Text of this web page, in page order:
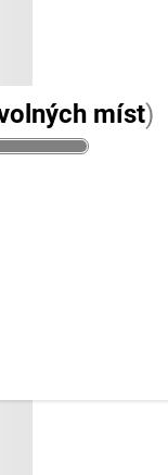
míst)